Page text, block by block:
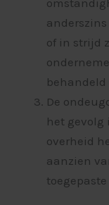
of in strijd
behandeld
De
het gevolg
overheid
aanzien